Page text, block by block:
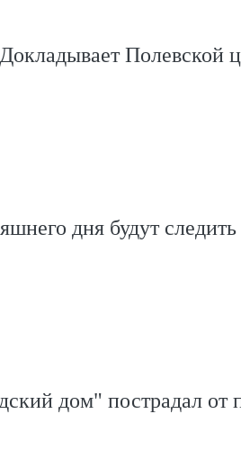
Полевской
дня будут
дом" пострадал от